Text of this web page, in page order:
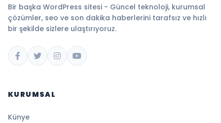
Bir başka WordPress sitesi - Güncel teknoloji, kurumsal
çözümler, seo ve son dakika haberlerini tarafsız ve hızlı
bir şekilde sizlere ulaştırıyoruz.
KURUMSAL
Künye